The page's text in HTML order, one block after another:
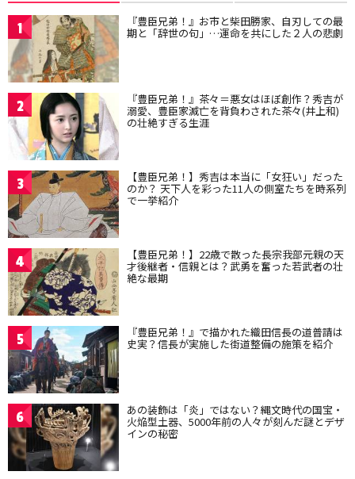
1 『豊臣兄弟！』お市と柴田勝家、自刃しての最
期と「辞世の句」…運命を共にした２人の悲劇
2 『豊臣兄弟！』茶々＝悪女はほぼ創作？秀吉が
溺愛、豊臣家滅亡を背負わされた茶々(井上和)
の壮絶すぎる生涯
3 【豊臣兄弟！】秀吉は本当に「女狂い」だった
のか？ 天下人を彩った11人の側室たちを時系列
で一挙紹介
4 【豊臣兄弟！】22歳で散った長宗我部元親の天
才後継者・信親とは？武勇を奮った若武者の壮
絶な最期
5 『豊臣兄弟！』で描かれた織田信長の道普請は
史実？信長が実施した街道整備の施策を紹介
6 あの装飾は「炎」ではない？縄文時代の国宝・
火焔型土器、5000年前の人々が刻んだ謎とデザ
インの秘密